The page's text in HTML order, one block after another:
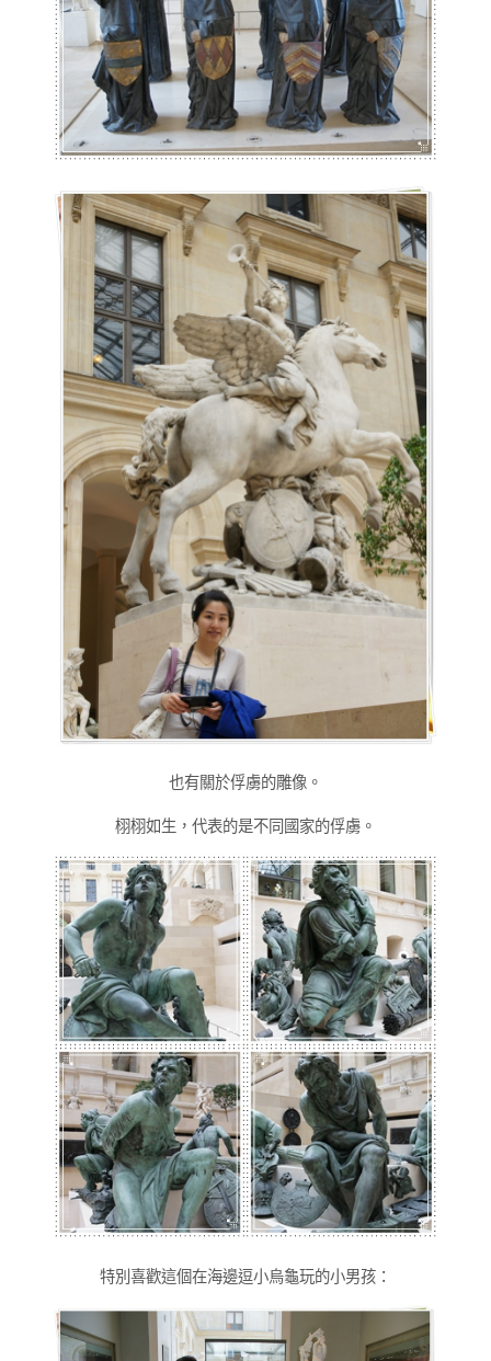
也有關於俘虜的雕像。
栩栩如生，代表的是不同國家的俘虜。
特別喜歡這個在海邊逗小烏龜玩的小男孩：